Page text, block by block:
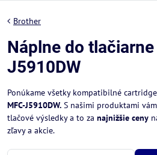
Brother
Náplne do
J5910DW
Ponúkame všetky kompatibilné
MFC-J5910DW. S našimi produktami
tlačové výsledky a to za najnižšie ceny
zľavy a akcie.